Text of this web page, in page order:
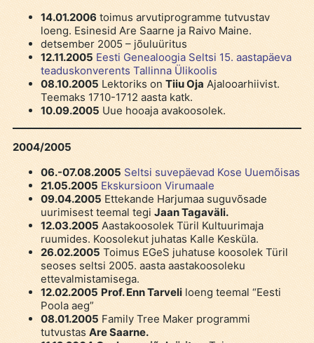
14.01.2006toimus arvutiprogramme tutvustav
loeng. Esinesid Are Saarne ja Raivo Maine.
detsember 2005 – jõuluüritus
12.11.2005 Eesti Genealoogia Seltsi 15. aastapäeva
teaduskonverents Tallinna Ülikoolis
08.10.2005Lektoriks onTiiu OjaAjalooarhiivist.
Teemaks 1710-1712 aasta katk.
10.09.2005Uue hooaja avakoosolek.
2004/2005
06.-07.08.2005 Seltsi suvepäevad Kose Uuemõisas
21.05.2005 Ekskursioon Virumaale
09.04.2005Ettekande Harjumaa suguvõsade
uurimisest teemal tegiJaan Tagaväli.
12.03.2005Aastakoosolek Türil Kultuurimaja
ruumides. Koosolekut juhatas Kalle Kesküla.
26.02.2005Toimus EGeS juhatuse koosolek Türil
seoses seltsi 2005. aasta aastakoosoleku
ettevalmistamisega.
12.02.2005 Prof. Enn Tarveliloeng teemal “Eesti
Poola aeg”
08.01.2005Family Tree Maker programmi
tutvustasAre Saarne.